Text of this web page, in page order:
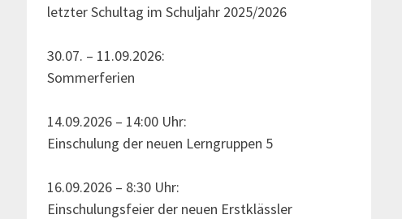
letzter Schultag im Schuljahr 2025/2026
30.07. – 11.09.2026:
Sommerferien
14.09.2026 – 14:00 Uhr:
Einschulung der neuen Lerngruppen 5
16.09.2026 – 8:30 Uhr:
Einschulungsfeier der neuen Erstklässler